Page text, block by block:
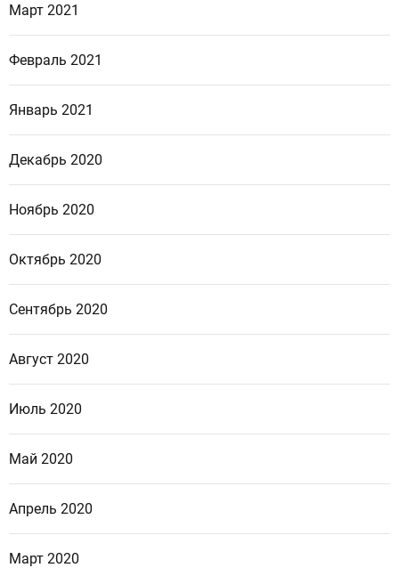
Март 2021
Февраль 2021
Январь 2021
Декабрь 2020
Ноябрь 2020
Октябрь 2020
Сентябрь 2020
Август 2020
Июль 2020
Май 2020
Апрель 2020
Март 2020